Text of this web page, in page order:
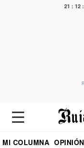
21 : 12
MI COLUMNA OPINIÓN